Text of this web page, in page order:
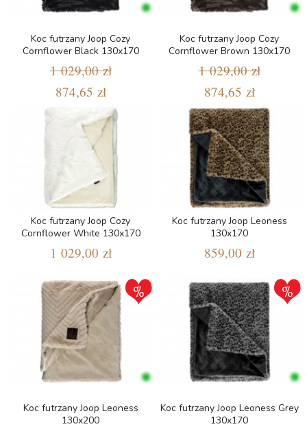
Koc futrzany Joop Cozy
Cornflower Black 130x170
1 029,00 zł
874,65 zł
Koc futrzany Joop Cozy
Cornflower Brown 130x170
1 029,00 zł
874,65 zł
Koc futrzany Joop Cozy
Cornflower White 130x170
1 029,00 zł
Koc futrzany Joop Leoness
130x170
859,00 zł
Koc futrzany Joop Leoness
130x200
Koc futrzany Joop Leoness Grey
130x170